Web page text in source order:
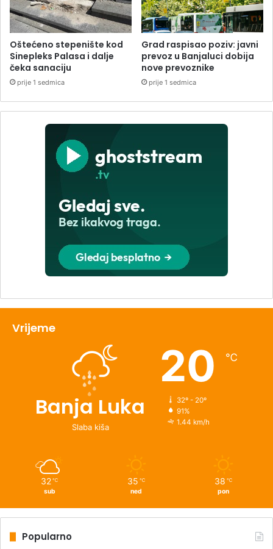
Oštećeno stepenište kod
Sinepleks Palasa i dalje
čeka sanaciju
prije 1 sedmica
Grad raspisao poziv: javni
prevoz u Banjaluci dobija
nove prevoznike
prije 1 sedmica
Vrijeme
Banja Luka
Slaba kiša
20 ℃
32º - 20º
91%
1.44 km/h
32 ℃
sub
35 ℃
ned
38 ℃
pon
Popularno